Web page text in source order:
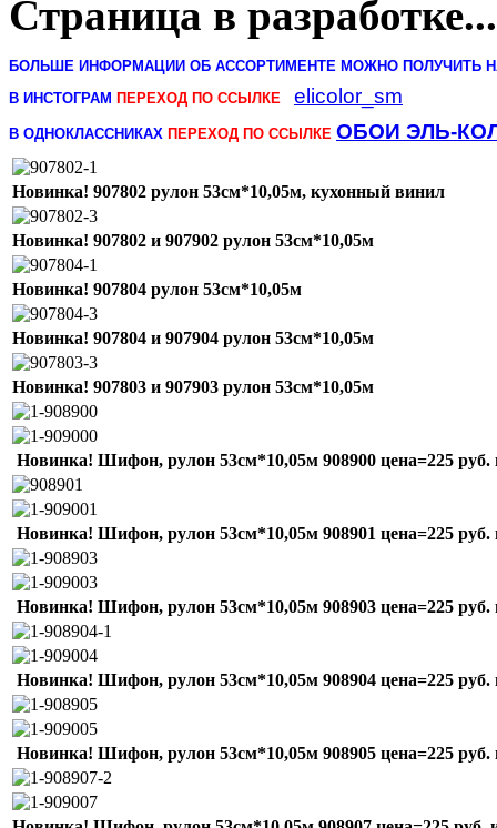
Страница в разработке...
БОЛЬШЕ ИНФОРМАЦИИ ОБ АССОРТИМЕНТЕ МОЖНО ПОЛУЧИТЬ
В ИНСТОГРАМ ПЕРЕХОД ПО ССЫЛКЕ elicolor_sm
В ОДНОКЛАССНИКАХ ПЕРЕХОД ПО ССЫЛКЕ ОБОИ ЭЛЬ-
Новинка! 907802 рулон 53см*10,05м, кухонный винил
Новинка! 907802 и 907902 рулон 53см*10,05м
Новинка! 907804 рулон 53см*10,05м
Новинка! 907804 и 907904 рулон 53см*10,05м
Новинка! 907803 и 907903 рулон 53см*10,05м
Новинка! Шифон, рулон 53см*10,05м 908900 цена=225 руб.
Новинка! Шифон, рулон 53см*10,05м 908901 цена=225 руб.
Новинка! Шифон, рулон 53см*10,05м 908903 цена=225 руб.
Новинка! Шифон, рулон 53см*10,05м 908904 цена=225 руб.
Новинка! Шифон, рулон 53см*10,05м 908905 цена=225 руб.